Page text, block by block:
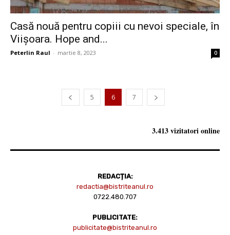
Casă nouă pentru copiii cu nevoi speciale, în
Viișoara. Hope and...
Peterlin Raul - martie 8, 2023 0
5 6 7
3.413 vizitatori online
REDACȚIA:
redactia@bistriteanul.ro
0722.480.707
PUBLICITATE:
publicitate@bistriteanul.ro